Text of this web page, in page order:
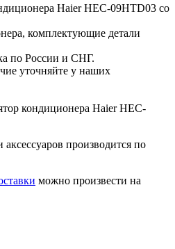
Haier HEC-09HTD03 со
комплектующие детали
по России и СНГ.
уточняйте у наших
производится по
можно произвести на